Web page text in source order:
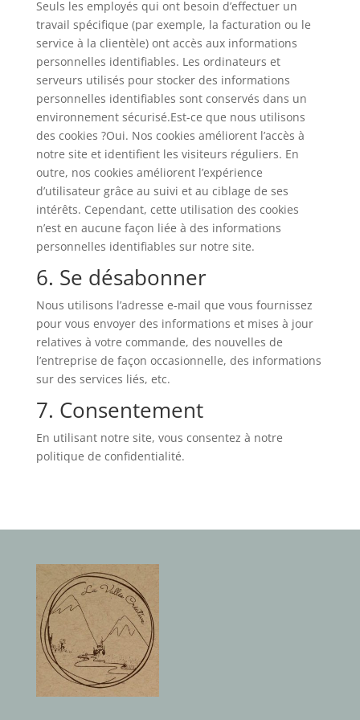
Seuls les employés qui ont besoin d’effectuer un
travail spécifique (par exemple, la facturation ou le
service à la clientèle) ont accès aux informations
personnelles identifiables. Les ordinateurs et
serveurs utilisés pour stocker des informations
personnelles identifiables sont conservés dans un
environnement sécurisé.Est-ce que nous utilisons
des cookies ?Oui. Nos cookies améliorent l’accès à
notre site et identifient les visiteurs réguliers. En
outre, nos cookies améliorent l’expérience
d’utilisateur grâce au suivi et au ciblage de ses
intérêts. Cependant, cette utilisation des cookies
n’est en aucune façon liée à des informations
personnelles identifiables sur notre site.
6. Se désabonner
Nous utilisons l’adresse e-mail que vous fournissez
pour vous envoyer des informations et mises à jour
relatives à votre commande, des nouvelles de
l’entreprise de façon occasionnelle, des informations
sur des services liés, etc.
7. Consentement
En utilisant notre site, vous consentez à notre
politique de confidentialité.